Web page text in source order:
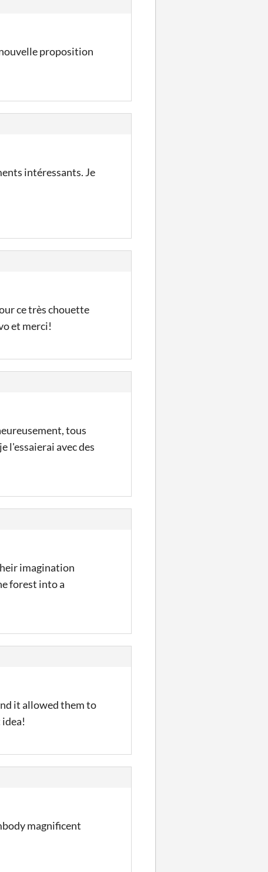
proposition
intéressants. Je
ce très chouette
et merci!
tous
l'essaierai avec des
imagination
forest into a
it allowed them to
magnificent